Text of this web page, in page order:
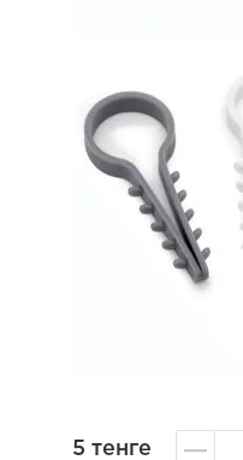
5 тенге